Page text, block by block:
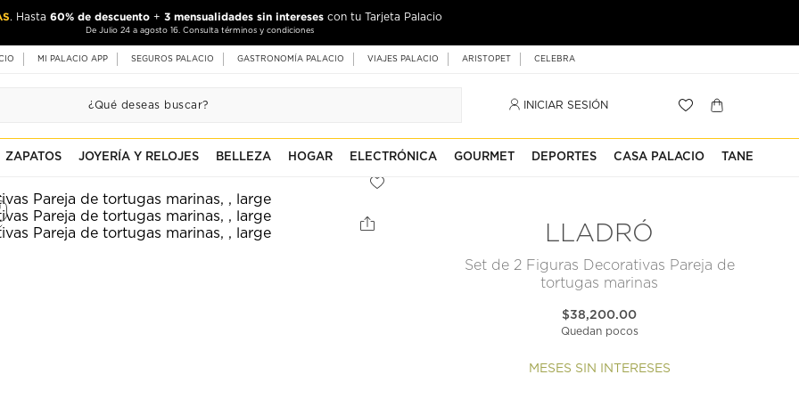
. Hasta 60% de descuento + 3 mensualidades sin intereses con tu Tarjeta Palacio
De Julio 24 a agosto 16. Consulta términos y condiciones
MI PALACIO APP SEGUROS PALACIO GASTRONOMÍA PALACIO VIAJES PALACIO ARISTOPET CELEBRA
INICIAR SESIÓN
ZAPATOS JOYERÍA Y RELOJES BELLEZA HOGAR ELECTRÓNICA GOURMET DEPORTES CASA PALACIO TANE
LLADRÓ
Set de 2 Figuras Decorativas Pareja de
tortugas marinas
$38,200.00
Quedan pocos
MESES SIN INTERESES